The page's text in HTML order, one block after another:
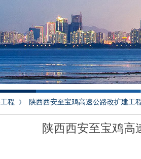
程 》 陕西西安至宝鸡高速公路改扩建工
陕西西安至宝鸡高